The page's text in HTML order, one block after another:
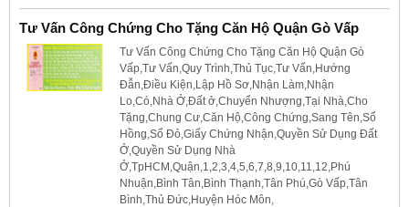
Tư Vấn Công Chứng Cho Tặng Căn Hộ Quận Gò Vấp
Tư Vấn Công Chứng Cho Tặng Căn Hộ Quận Gò
Vấp,Tư Vấn,Quy Trình,Thủ Tục,Tư Vấn,Hướng
Đẫn,Điều Kiện,Lập Hồ Sơ,Nhận Làm,Nhận
Lo,Có,Nhà Ở,Đất ở,Chuyển Nhượng,Tại Nhà,Cho
Tặng,Chung Cư,Căn Hộ,Công Chứng,Sang Tên,Sổ
Hồng,Sổ Đỏ,Giấy Chứng Nhận,Quyền Sử Dụng Đất
Ở,Quyền Sử Dụng Nhà
Ở,TpHCM,Quận,1,2,3,4,5,6,7,8,9,10,11,12,Phú
Nhuận,Bình Tân,Bình Thạnh,Tân Phú,Gò Vấp,Tân
Bình,Thủ Đức,Huyện Hóc Môn,